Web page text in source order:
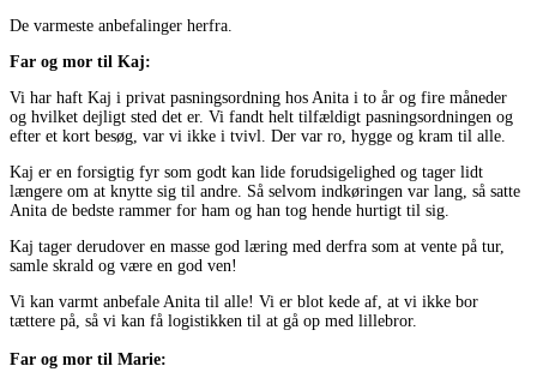
De varmeste anbefalinger herfra.
Far og mor til Kaj:
Vi har haft Kaj i privat pasningsordning hos Anita i to år og fire måneder
og hvilket dejligt sted det er. Vi fandt helt tilfældigt pasningsordningen og
efter et kort besøg, var vi ikke i tvivl. Der var ro, hygge og kram til alle.
Kaj er en forsigtig fyr som godt kan lide forudsigelighed og tager lidt
længere om at knytte sig til andre. Så selvom indkøringen var lang, så satte
Anita de bedste rammer for ham og han tog hende hurtigt til sig.
Kaj tager derudover en masse god læring med derfra som at vente på tur,
samle skrald og være en god ven!
Vi kan varmt anbefale Anita til alle! Vi er blot kede af, at vi ikke bor
tættere på, så vi kan få logistikken til at gå op med lillebror.
Far og mor til Marie: